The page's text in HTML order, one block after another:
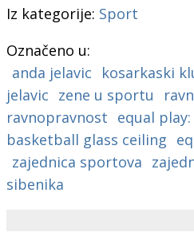
Iz kategorije: Sport
Označeno u:
anda jelavic
kosarkaski
jelavic zene u sportu
ravnopravnost equal
basketball glass ceiling
zajednica sportova
sibenika